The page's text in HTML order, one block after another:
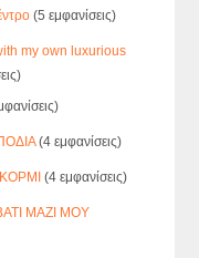
(5 εμφανίσεις)
my own luxurious
(4 εμφανίσεις)
(4 εμφανίσεις)
ΜΑΖΙ ΜΟΥ